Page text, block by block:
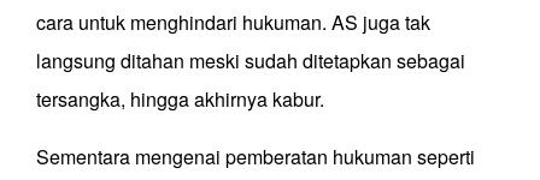
cara untuk menghindari hukuman. AS juga tak
langsung ditahan meski sudah ditetapkan sebagai
tersangka, hingga akhirnya kabur.
Sementara mengenai pemberatan hukuman seperti